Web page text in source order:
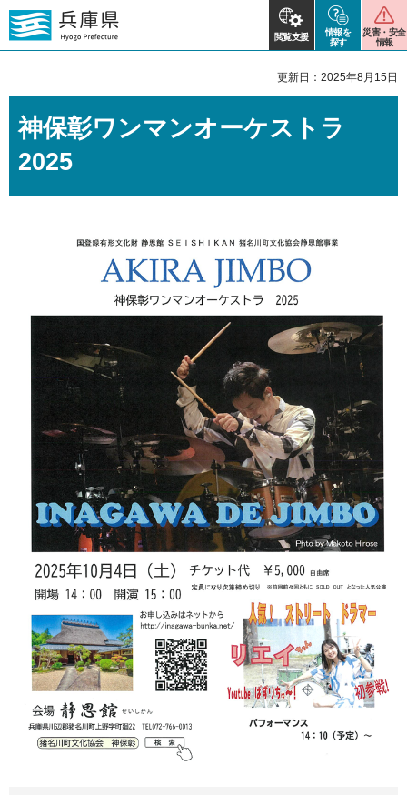
閲覧支援
情報を
探す
災害・安全
情報
更新日：2025年8月15日
神保彰ワンマンオーケストラ
2025